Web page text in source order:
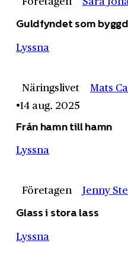
Guldfyndet som
Lyssna
Näringslivet
Mats
14 aug. 2025
Från hamn till hamn
Lyssna
Företagen Jenny
Glass i stora lass
Lyssna